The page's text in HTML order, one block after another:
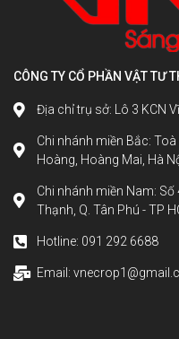
CÔNG TY CỔ PHẦN VẬT TƯ
Địa chỉ trụ sở: Lô 3 KCN
Chi nhánh miền Bắc:
Hoàng, Hoàng Mai, Hà
Chi nhánh miền Nam: Số
Thạnh, Q. Tân Phú - TP
Hotline: 091 292 6688
Email: